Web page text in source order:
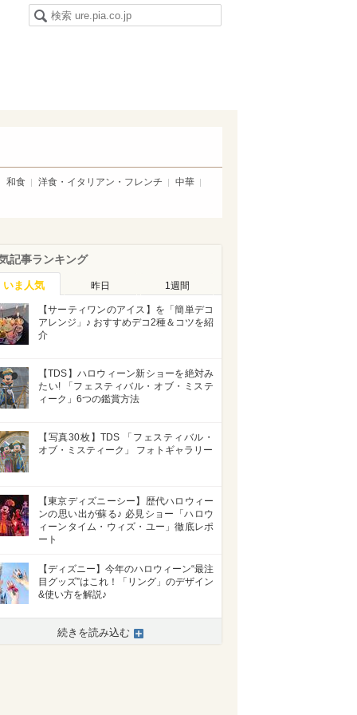
和食 洋食・イタリアン・フレンチ 中華
記事ランキング
いま人気 昨日 1週間
【サーティワンのアイス】を「簡単デコ
アレンジ」♪ おすすめデコ2種＆コツを紹
介
【TDS】ハロウィーン新ショーを絶対み
たい! 「フェスティバル・オブ・ミステ
ィーク」6つの鑑賞方法
【写真30枚】TDS 「フェスティバル・
オブ・ミスティーク」 フォトギャラリー
【東京ディズニーシー】歴代ハロウィー
ンの思い出が蘇る♪ 必見ショー「ハロウ
ィーンタイム・ウィズ・ユー」徹底レポ
ート
【ディズニー】今年のハロウィーン“最注
目グッズ”はこれ！「リング」のデザイン
&使い方を解説♪
続きを読み込む